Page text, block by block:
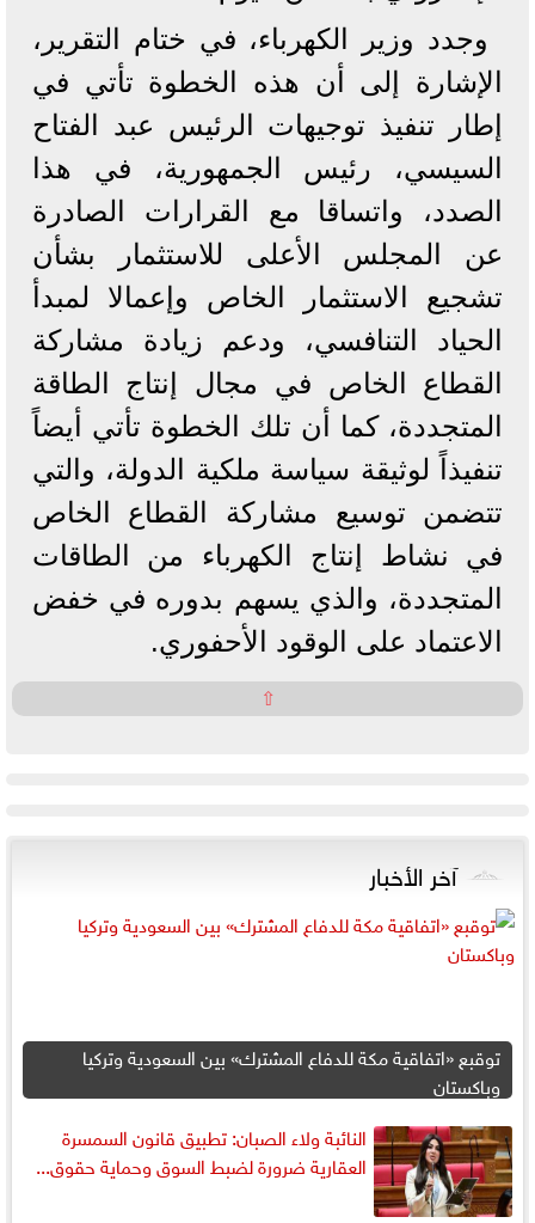
وجدد وزير الكهرباء، في ختام التقرير،
الإشارة إلى أن هذه الخطوة تأتي في
إطار تنفيذ توجيهات الرئيس عبد الفتاح
السيسي، رئيس الجمهورية، في هذا
الصدد، واتساقا مع القرارات الصادرة
عن المجلس الأعلى للاستثمار بشأن
تشجيع الاستثمار الخاص وإعمالا لمبدأ
الحياد التنافسي، ودعم زيادة مشاركة
القطاع الخاص في مجال إنتاج الطاقة
المتجددة، كما أن تلك الخطوة تأتي أيضاً
تنفيذاً لوثيقة سياسة ملكية الدولة، والتي
تتضمن توسيع مشاركة القطاع الخاص
في نشاط إنتاج الكهرباء من الطاقات
المتجددة، والذي يسهم بدوره في خفض
الاعتماد على الوقود الأحفوري.
⇧
آخر الأخبار
توقبع «اتفاقية مكة للدفاع المشترك» بين السعودية وتركيا
وباكستان
النائبة ولاء الصبان: تطبيق قانون السمسرة
العقارية ضرورة لضبط السوق وحماية حقوق...